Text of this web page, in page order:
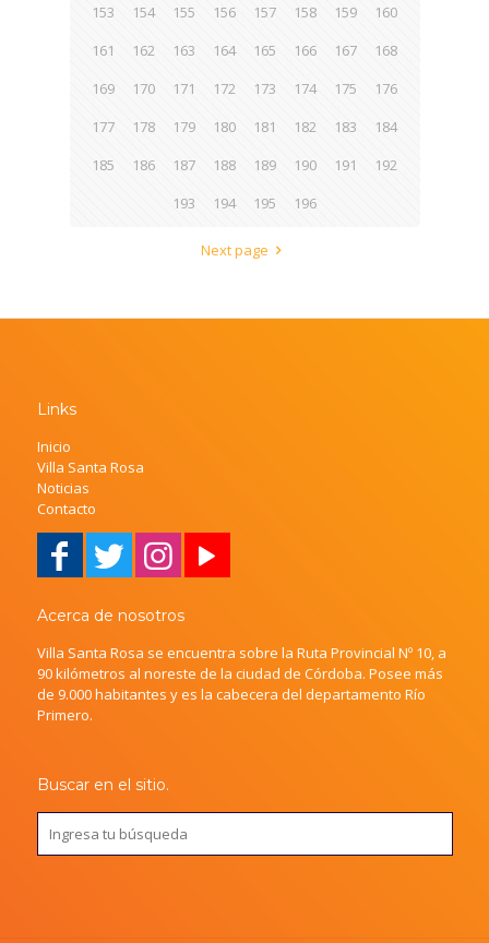
153
154 155 156 157 158 159
160
161
162 163 164 165 166 167
168
169
170 171 172 173 174 175
176
177
178 179 180 181 182 183
184
185
186 187 188 189 190 191
192
193
194 195 196
Next page
Links
Inicio
Villa Santa Rosa
Noticias
Contacto
Acerca de nosotros
Villa Santa Rosa se encuentra sobre la Ruta Provincial Nº 10, a
90 kilómetros al noreste de la ciudad de Córdoba. Posee más
de 9.000 habitantes y es la cabecera del departamento Río
Primero.
Buscar en el sitio.